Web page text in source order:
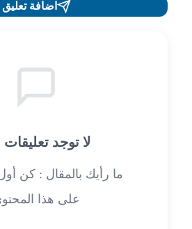
اضافة تعليق
لا توجد تعليقات
ما رأيك بالمقال : كن
على هذا